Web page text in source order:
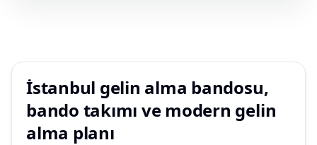
İstanbul gelin alma bandosu,
bando takımı ve modern gelin
alma planı